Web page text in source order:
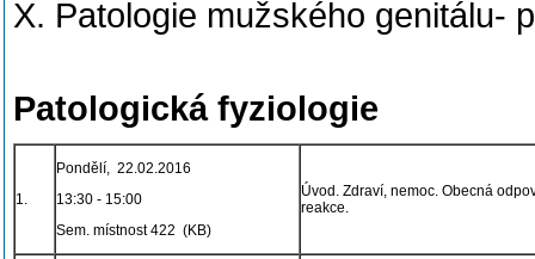
X. Patologie mužského genitálu-
Patologická fyziologie
1.
Pondělí, 22.02.2016
13:30 - 15:00
Sem. místnost 422 (KB)
Úvod. Zdraví, nemoc. Obecná
reakce.